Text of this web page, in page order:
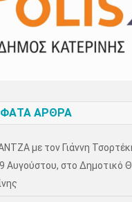
ΆΡΘΡΑ
με τον Γιάννη
Αυγούστου, στο Δημοτικό